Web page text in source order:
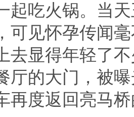
起吃火锅。当
可见怀孕传闻
去显得年轻了
厅的大门，被
再度返回亮马